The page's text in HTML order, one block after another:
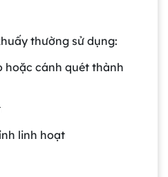
thường sử dụng:
hoặc cánh quét thành
linh hoạt